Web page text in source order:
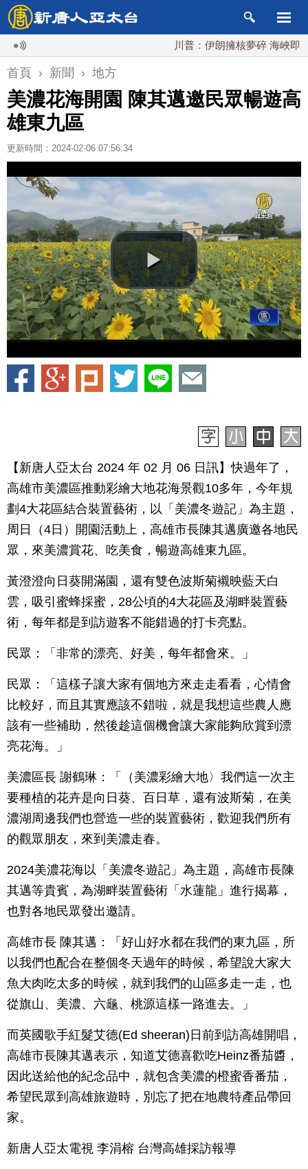
川普：伊朗擁核夢碎 海峽即將恢復
首頁 › 新聞 › 地方
美濃花海開園 陳其邁邀民眾暢遊高
雄東九區
更新時間：2024-02-06 07:56:34
【新唐人亞太台 2024 年 02 月 06 日訊】快過年了，
高雄市美濃區推動彩繪大地花海景觀10多年，今年規
劃4大花區結合裝置藝術，以「美濃冬遊記」為主題，
周日（4日）開園活動上，高雄市長陳其邁廣邀各地民
眾，來美濃賞花、吃美食，暢遊高雄東九區。
黃澄澄向日葵開滿園，還有雙色波斯菊襯映藍天白
雲，吸引蜜蜂採蜜，28公頃的4大花區及湖畔裝置藝
術，每年都是到訪遊客不能錯過的打卡亮點。
民眾：「非常的漂亮、好美，每年都會來。」
民眾：「這樣子讓大家有個地方來走走看看，心情會
比較好，而且其實應該不錯啦，就是我想這些農人應
該有一些補助，然後趁這個機會讓大家能夠欣賞到漂
亮花海。」
美濃區長 謝鶴琳：「（美濃彩繪大地〉我們這一次主
要種植的花卉是向日葵、百日草，還有波斯菊，在美
濃湖周邊我們也營造一些的裝置藝術，歡迎我們所有
的觀眾朋友，來到美濃走春。
2024美濃花海以「美濃冬遊記」為主題，高雄市長陳
其邁等貴賓，為湖畔裝置藝術「水蓮龍」進行揭幕，
也對各地民眾發出邀請。
高雄市長 陳其邁：「好山好水都在我們的東九區，所
以我們也配合在整個冬天過年的時候，希望說大家大
魚大肉吃太多的時候，就到我們的山區多走一走，也
從旗山、美濃、六龜、桃源這樣一路進去。」
而英國歌手紅髮艾德(Ed sheeran)日前到訪高雄開唱，
高雄市長陳其邁表示，知道艾德喜歡吃Heinz番茄醬，
因此送給他的紀念品中，就包含美濃的橙蜜香番茄，
希望民眾到高雄旅遊時，別忘了把在地農特產品帶回
家。
新唐人亞太電視 李涓榕 台灣高雄採訪報導